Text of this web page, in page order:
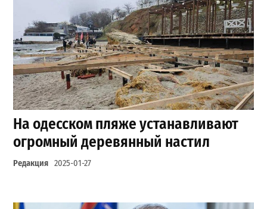
На одесском пляже устанавливают
огромный деревянный настил
Редакция 2025-01-27